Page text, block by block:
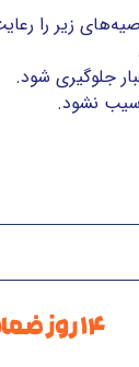
زیر را
جلوگیری شود.
آسیب نشود.
14 روز ضمانت